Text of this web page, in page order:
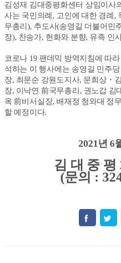
김성재 김대중평화센터 상임이사
사는 국민의례 , 고인에 대한 경례 ,
무총리), 추도사(송영길 더불어민
장), 찬송가, 헌화와 분향, 유족 인
코로나 19 팬데믹 방역지침에 따
석하는 이 행사에는 송영길 민주당
장, 최문순 강원도지사, 문희상・
장, 이낙연 前국무총리 , 권노갑 김
옥前비서실장, 배재정 청와대 정
할 예정이다.
2021 년6
김 대 중 평
(문의 :